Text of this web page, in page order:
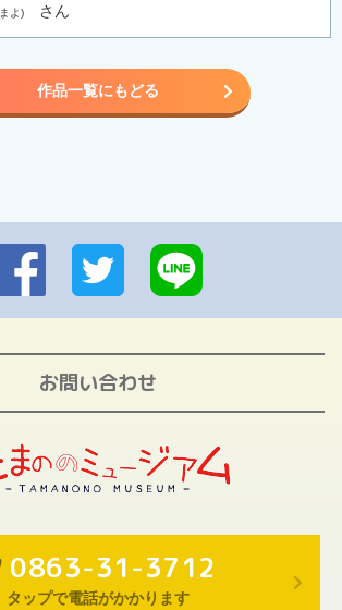
さん
作品一覧にもどる
お問い合わせ
0863-31-3712
タップで電話がかかります